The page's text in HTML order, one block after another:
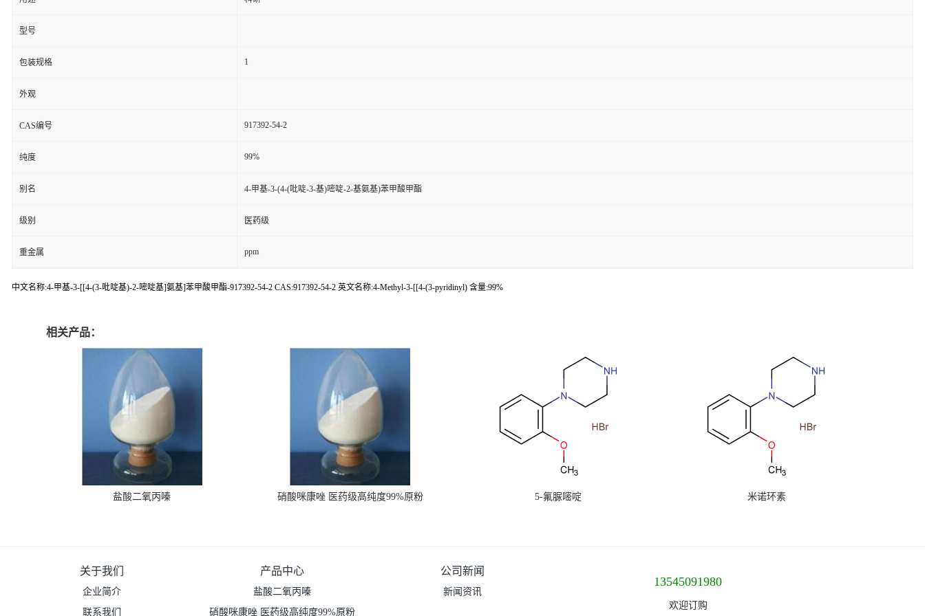
型号
包装规格 1
外观
CAS编号 917392-54-2
纯度 99%
别名 4-甲基-3-(4-(吡啶-3-基)嘧啶-2-基氨基)苯甲酸甲酯
级别 医药级
重金属 ppm
中文名称:4-甲基-3-[[4-(3-吡啶基)-2-嘧啶基]氨基]苯甲酸甲酯-917392-54-2 CAS:917392-54-2 英文名称:4-Methyl-3-[[4-(3-pyridinyl) 含量:99%
相关产品：
盐酸二氧丙嗪 硝酸咪康唑 医药级高纯度99%原粉 5-氟脲嘧啶 米诺环素
关于我们
企业简介
联系我们
产品中心
盐酸二氧丙嗪
硝酸咪康唑 医药级高纯度99%原粉
公司新闻
新闻资讯
13545091980
欢迎订购